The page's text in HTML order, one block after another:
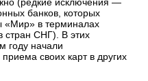
банков, которых
«Мир» в терминалах
стран СНГ). В этих
году начали
своих карт в других